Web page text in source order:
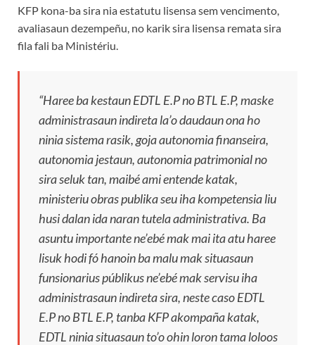
KFP kona-ba sira nia estatutu lisensa sem vencimento,
avaliasaun dezempeñu, no karik sira lisensa remata sira
fila fali ba Ministériu.
“Haree ba kestaun EDTL E.P no BTL E.P, maske
administrasaun indireta la’o daudaun ona ho
ninia sistema rasik, goja autonomia finanseira,
autonomia jestaun, autonomia patrimonial no
sira seluk tan, maibé ami entende katak,
ministeriu obras publika seu iha kompetensia liu
husi dalan ida naran tutela administrativa. Ba
asuntu importante ne’ebé mak mai ita atu haree
lisuk hodi fó hanoin ba malu mak situasaun
funsionarius públikus ne’ebé mak servisu iha
administrasaun indireta sira, neste caso EDTL
E.P no BTL E.P, tanba KFP akompaña katak,
EDTL ninia situasaun to’o ohin loron tama loloos